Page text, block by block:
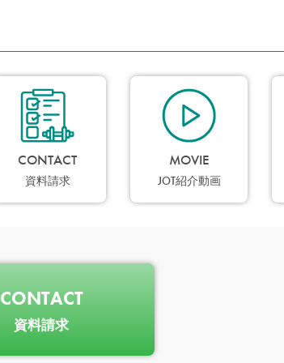
CONTACT
資料請求
MOVIE
JOT紹介動画
CONTACT
資料請求